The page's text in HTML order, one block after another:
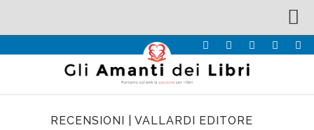
Recensioni
Interviste & Incontri
RECENSIONI VALLARDI EDITORE